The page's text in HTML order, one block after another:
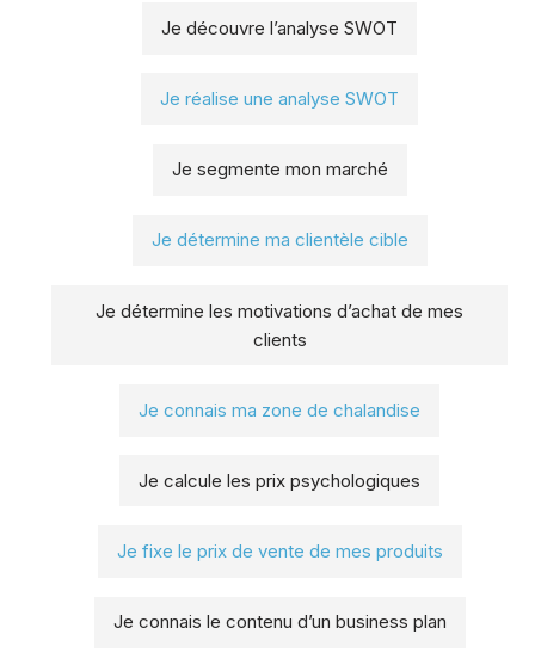
Je découvre l’analyse SWOT
Je réalise une analyse SWOT
Je segmente mon marché
Je détermine ma clientèle cible
Je détermine les motivations d’achat de mes
clients
Je connais ma zone de chalandise
Je calcule les prix psychologiques
Je fixe le prix de vente de mes produits
Je connais le contenu d’un business plan